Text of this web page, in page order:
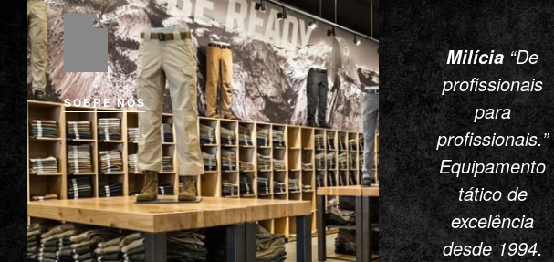
SOBRE NÓS
Milícia“De
profissionais
para
profissionais.”
Equipamento
tático de
excelência
desde 1994.